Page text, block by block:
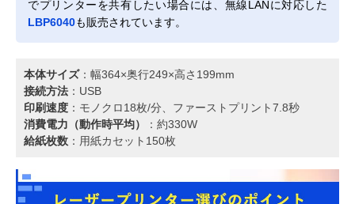
でプリンターを共有したい場合には、無線LANに対応した
LBP6040も販売されています。
本体サイズ：幅364×奥行249×高さ199mm
接続方法 ：USB
印刷速度 ：モノクロ18枚/分、ファーストプリント7.8秒
消費電力（動作時平均）
：約330W
給紙枚数 ：用紙カセット150枚